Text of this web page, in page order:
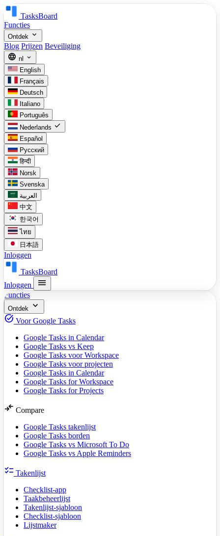
TasksBoard
Functies
Ontdek expand_more
Blog Prijzen Beveiliging
language nl expand_more
English
Français
Deutsch
Italiano
Português
Nederlands check
Español
Русский
हिन्दी
Norsk
Svenska
العربية
中文
한국어
ไทย
日本語
Inloggen
TasksBoard
Inloggen
menu
Functies
Ontdek expand_more
task_alt Voor Google Tasks
Google Tasks in Calendar
Google Tasks vs Keep
Google Tasks voor Workspace
Google Tasks voor projecten
Google Tasks in Calendar
Google Tasks for Workspace
Google Tasks for Projects
compare_arrows Compare
Google Tasks takenlijst
Google Tasks borden
Google Tasks vs Microsoft To Do
Google Tasks vs Apple Reminders
checklist Takenlijst
Checklist-app
Taakbeheerlijst
Takenlijst-sjabloon
Checklist-sjabloon
Lijstmaker